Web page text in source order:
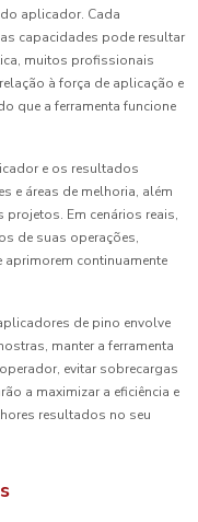
aplicador. Cada
capacidades pode resultar
muitos profissionais
à força de aplicação e
que a ferramenta funcione
e os resultados
e áreas de melhoria, além
Em cenários reais,
de suas operações,
aprimorem continuamente
de pino envolve
manter a ferramenta
evitar sobrecargas
a maximizar a eficiência e
resultados no seu